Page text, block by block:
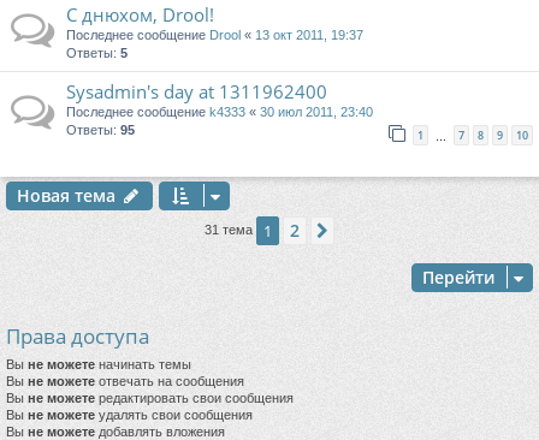
С днюхом, Drool!
Последнее сообщение Drool « 13 окт 2011, 19:37
Ответы: 5
Sysadmin's day at 1311962400
Последнее сообщение k4333 « 30 июл 2011, 23:40
Ответы: 95 1 7 8 9 10
Новая тема
31 тема 1 2
Перейти
Права доступа
Вы не можете начинать темы
Вы не можете отвечать на сообщения
Вы не можете редактировать свои сообщения
Вы не можете удалять свои сообщения
Вы не можете добавлять вложения